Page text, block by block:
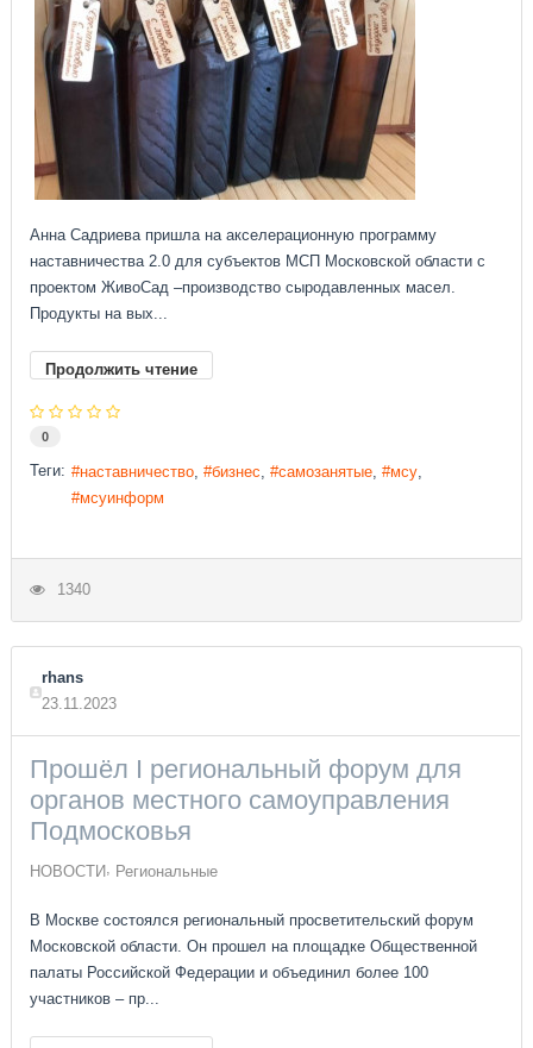
Анна Садриева пришла на акселерационную программу
наставничества 2.0 для субъектов МСП Московской области с
проектом ЖивоСад –производство сыродавленных масел.
Продукты на вых...
Продолжить чтение
0
Теги: наставничество бизнес самозанятые
мсу
мсуинформ
1340
rhans
23.11.2023
Прошёл I региональный форум для
органов местного самоуправления
Подмосковья
НОВОСТИ Региональные
В Москве состоялся региональный просветительский форум
Московской области. Он прошел на площадке Общественной
палаты Российской Федерации и объединил более 100
участников – пр...